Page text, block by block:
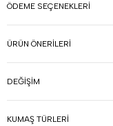
ÖDEME SEÇENEKLERI
ÜRÜN ÖNERILERI
DEĞIŞIM
KUMAŞ TÜRLERI